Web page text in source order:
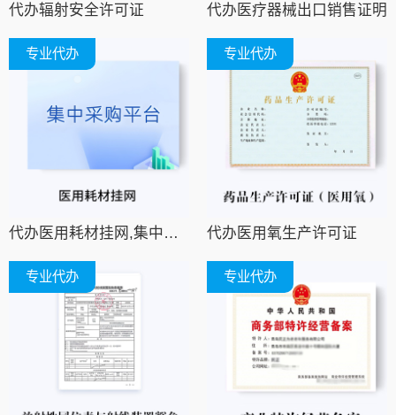
代办辐射安全许可证 代办医疗器械出口销售证明
专业代办
代办医用耗材挂网,集中采购平台挂网,招采平台挂网
专业代办
代办医用氧生产许可证
专业代办 专业代办